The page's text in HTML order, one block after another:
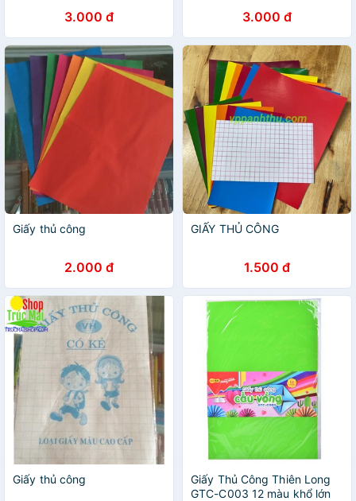
3.000 đ 3.000 đ
Giấy thủ công
2.000 đ
GIẤY THỦ CÔNG
1.500 đ
Giấy thủ công
Giấy Thủ Công Thiên Long
GTC-C003 12 màu khổ lớn